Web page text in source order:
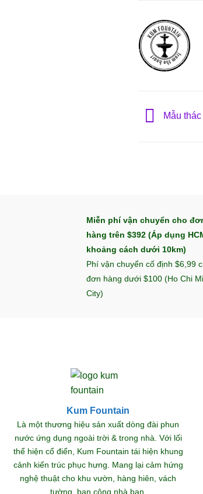
Mẫu
Miễn phí vận chuyển cho
hàng trên $392 (Áp dụng
khoảng cách dưới 10km)
Phí vận chuyển cố định $6,99
đơn hàng dưới $100 (Ho Chi
City)
Kum Fountain
Là một thương hiệu sản xuất dòng đài phun
nước ứng dụng ngoài trời & trong nhà. Với lối
thể hiện cổ điển, Kum Fountain tái hiện khung
cảnh kiến trúc phục hưng. Mang lại cảm hứng
nghệ thuật cho khu vườn, hàng hiên, vách
tường, ban công nhà bạn.